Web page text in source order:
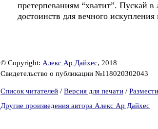
претерпеваниям “хватит”. Пускай
достоинств для вечного искупления
© Copyright: Алекс Ар Дайхес, 2018
Свидетельство о публикации №118020302043
Список читателей / Версия для печати /
Другие произведения автора Алекс Ар Дайхес